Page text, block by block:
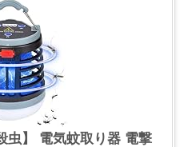
虫】 電気蚊取り器 電撃